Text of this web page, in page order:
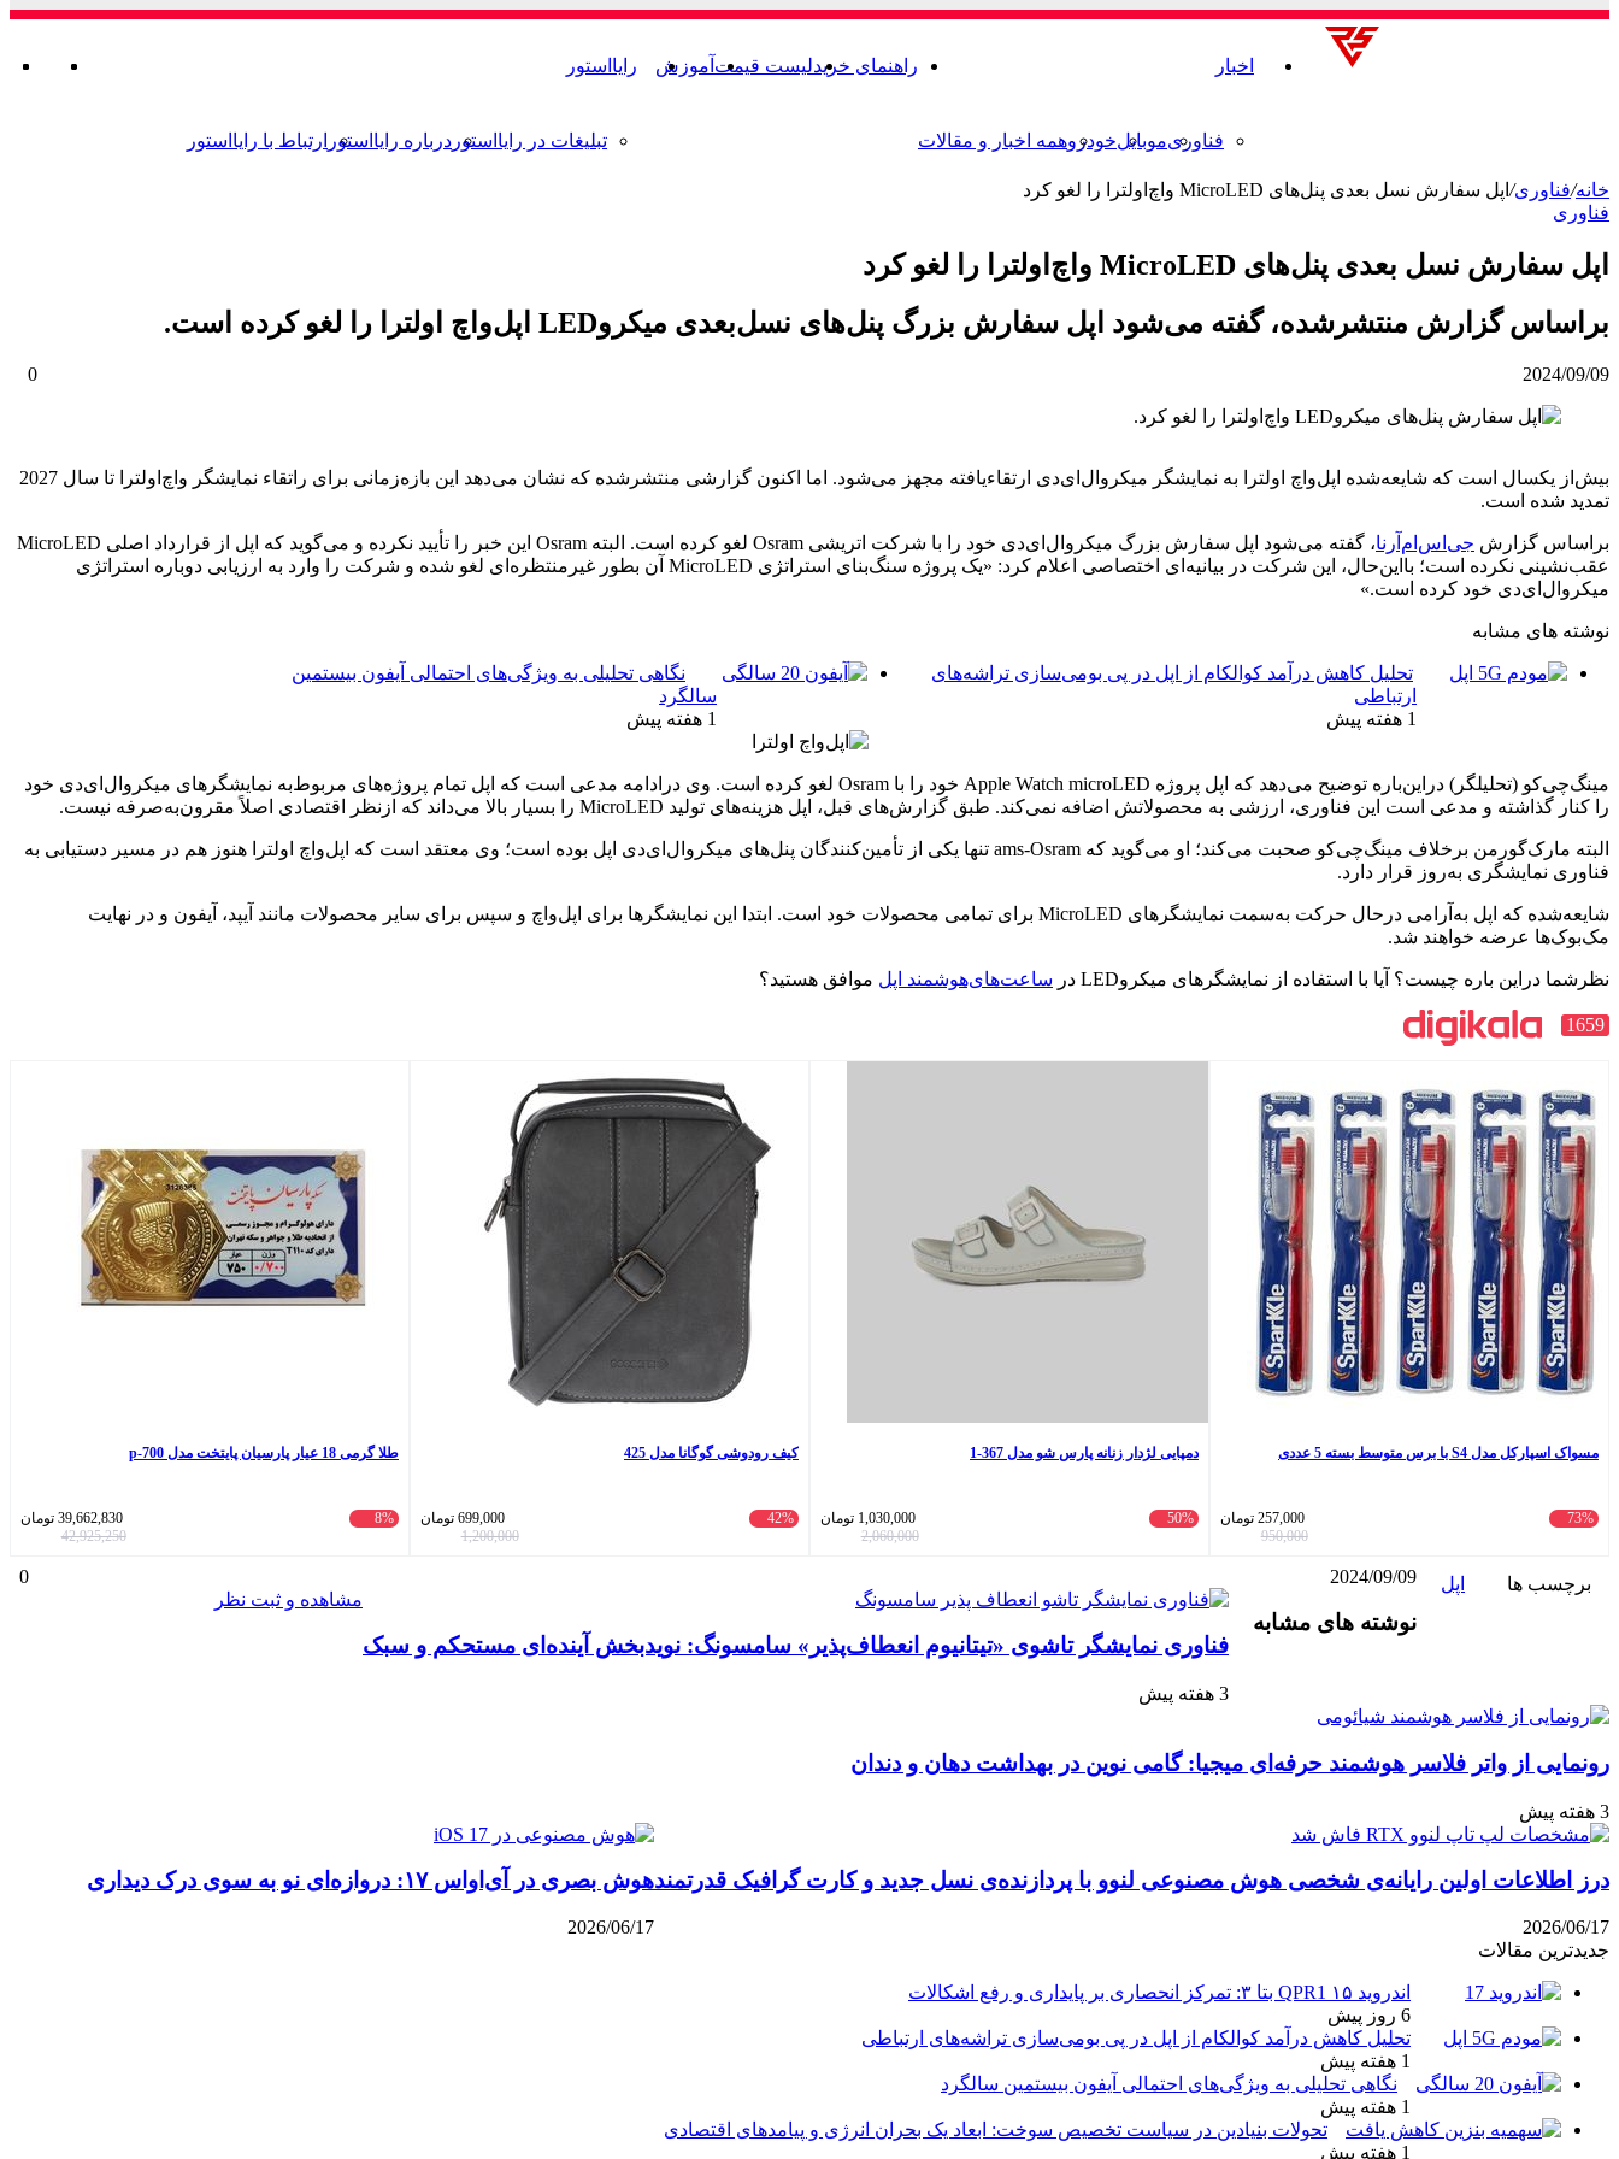
اخبار
فناوریموبایلخودروهمه اخبار و مقالات
راهنمای خریدلیست قیمت آموزش رایااستور
تبلیغات در رایااستور درباره رایااستور ارتباط با رایااستور
ورود
تغییر
جستجو
خانه/فناوری/ اپل سفارش نسل بعدی پنل‌های MicroLED واچ‌اولترا را لغو کرد
فناوری
اپل سفارش نسل بعدی پنل‌های MicroLED واچ‌اولترا را لغو کرد
براساس گزارش منتشرشده، گفته می‌شود اپل سفارش بزرگ پنل‌های نسل‌بعدی میکروLED اپل‌واچ اولترا را لغو کرده است.
2024/09/09
0
بیش‌از یکسال است که شایعه‌شده اپل‌واچ اولترا به نمایشگر میکروال‌ای‌دی ارتقاءیافته مجهز می‌شود. اما اکنون گزارشی منتشرشده که نشان می‌دهد این بازه‌زمانی برای راتقاء نمایشگر واچ‌اولترا تا سال 2027
تمدید شده است.
براساس گزارش جی‌اس‌ام‌آرنا
، گفته می‌شود اپل سفارش بزرگ میکروال‌ای‌دی‌ خود را با شرکت اتریشی Osram لغو کرده است. البته Osram این خبر را تأیید نکرده و می‌گوید که اپل از قرارداد اصلی MicroLED
عقب‌نشینی نکرده است؛ بااین‌حال، این شرکت در بیانیه‌ای اختصاصی اعلام کرد: «یک پروژه سنگ‌بنای استراتژی MicroLED آن بطور غیرمنتظره‌ای لغو شده و شرکت را وارد به ارزیابی دوباره استراتژی
میکروال‌ای‌دی خود کرده است.»
نوشته های مشابه
تحلیل کاهش درآمد کوالکام از اپل در پی بومی‌سازی تراشه‌های
ارتباطی
1 هفته پیش
نگاهی تحلیلی به ویژگی‌های احتمالی آیفون بیستمین
سالگرد
1 هفته پیش
مینگ‌چی‌کو (تحلیلگر) دراین‌باره توضیح می‌دهد که اپل پروژه Apple Watch microLED خود را با Osram لغو کرده است. وی درادامه مدعی است که اپل تمام پروژه‌های مربوط‌به نمایشگرهای میکروال‌ای‌دی خود
را کنار گذاشته و مدعی است این فناوری، ارزشی به محصولاتش اضافه نمی‌کند. طبق گزارش‌های قبل، اپل هزینه‌های تولید MicroLED را بسیار بالا می‌داند که ازنظر اقتصادی اصلاً مقرون‌به‌صرفه نیست.
البته مارک‌گورمن برخلاف مینگ‌چی‌کو صحبت می‌کند؛ او می‌گوید که ams-Osram تنها یکی از تأمین‌کنندگان پنل‌های میکروال‌ای‌دی اپل بوده است؛ وی معتقد است که اپل‌واچ‌ اولترا هنوز هم در مسیر دستیابی به
فناوری نمایشگری به‌روز قرار دارد.
شایعه‌شده که اپل به‌آرامی درحال حرکت به‌سمت نمایشگرهای MicroLED برای تمامی محصولات خود است. ابتدا این نمایشگرها برای اپل‌واچ و سپس برای سایر محصولات مانند آیپد، آیفون و در نهایت
مک‌بوک‌ها عرضه خواهند شد.
نظرشما دراین باره چیست؟ آیا با استفاده از نمایشگرهای میکرو‌LED در ساعت‌های‌هوشمند اپل موافق هستید؟
1659
مسواک اسپارکل مدل S4 با برس متوسط بسته 5 عددی
73%
257,000 تومان
950,000
دمپایی لژدار زنانه پارس شو مدل 367-1
50%
1,030,000 تومان
2,060,000
کیف رودوشی گوگانا مدل 425
42%
699,000 تومان
1,200,000
طلا گرمی 18 عیار پارسیان پایتخت مدل p-700
8%
39,662,830 تومان
42,925,250
برچسب ها اپل 2024/09/09
0
آپ
گذاری
نوشته های مشابه
فناوری نمایشگر تاشوی «تیتانیوم انعطاف‌پذیر» سامسونگ: نویدبخش آینده‌ای مستحکم و سبک
3 هفته پیش
رونمایی از واتر فلاسر هوشمند حرفه‌ای میجیا: گامی نوین در بهداشت دهان و دندان
3 هفته پیش
درز اطلاعات اولین رایانه‌ی شخصی هوش مصنوعی لنوو با پردازنده‌ی نسل جدید و کارت گرافیک قدرتمند
2026/06/17
هوش بصری در آی‌او‌اس ۱۷: دروازه‌ای نو به سوی درک دیداری
2026/06/17
مشاهده و ثبت نظر
جدیدترین مقالات
اندروید ۱۵ QPR1 بتا ۳: تمرکز انحصاری بر پایداری و رفع اشکالات
6 روز پیش
تحلیل کاهش درآمد کوالکام از اپل در پی بومی‌سازی تراشه‌های ارتباطی
1 هفته پیش
نگاهی تحلیلی به ویژگی‌های احتمالی آیفون بیستمین سالگرد
1 هفته پیش
تحولات بنیادین در سیاست تخصیص سوخت: ابعاد یک بحران انرژی و پیامدهای اقتصادی
1 هفته پیش